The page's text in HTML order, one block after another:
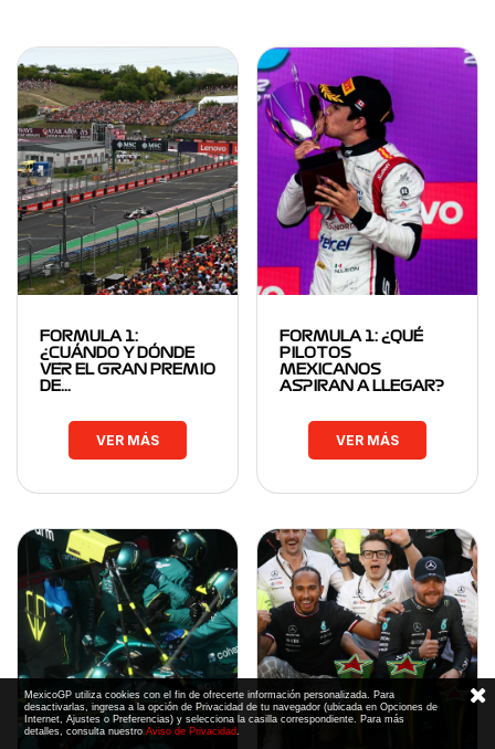
FORMULA 1:
¿CUÁNDO Y DÓNDE
VER EL GRAN PREMIO
DE…
VER MÁS
FORMULA 1: ¿QUÉ
PILOTOS
MEXICANOS
ASPIRAN A LLEGAR?
VER MÁS
MexicoGP utiliza cookies con el fin de ofrecerte información personalizada. Para
desactivarlas, ingresa a la opción de Privacidad de tu navegador (ubicada en Opciones de
Internet, Ajustes o Preferencias) y selecciona la casilla correspondiente. Para más
detalles, consulta nuestroAviso de Privacidad.